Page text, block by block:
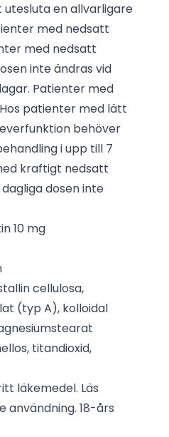
en allvarligare
med nedsatt
med nedsatt
inte ändras vid
Patienter med
patienter med lätt
behöver
i upp till 7
kraftigt nedsatt
dosen inte
10 mg
cellulosa,
(typ A), kolloidal
titandioxid,
läkemedel. Läs
användning. 18-års